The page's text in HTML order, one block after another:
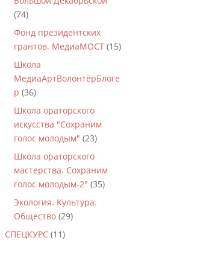
(74)
Фонд президентских
грантов. МедиаМОСТ (15)
Школа
МедиаАртВолонтёрБлоге
р (36)
Школа ораторского
искусства "Сохраним
голос молодым" (23)
Школа ораторского
мастерства. Сохраним
голос молодым-2" (35)
Экология. Культура.
Общество (29)
СПЕЦКУРС (11)